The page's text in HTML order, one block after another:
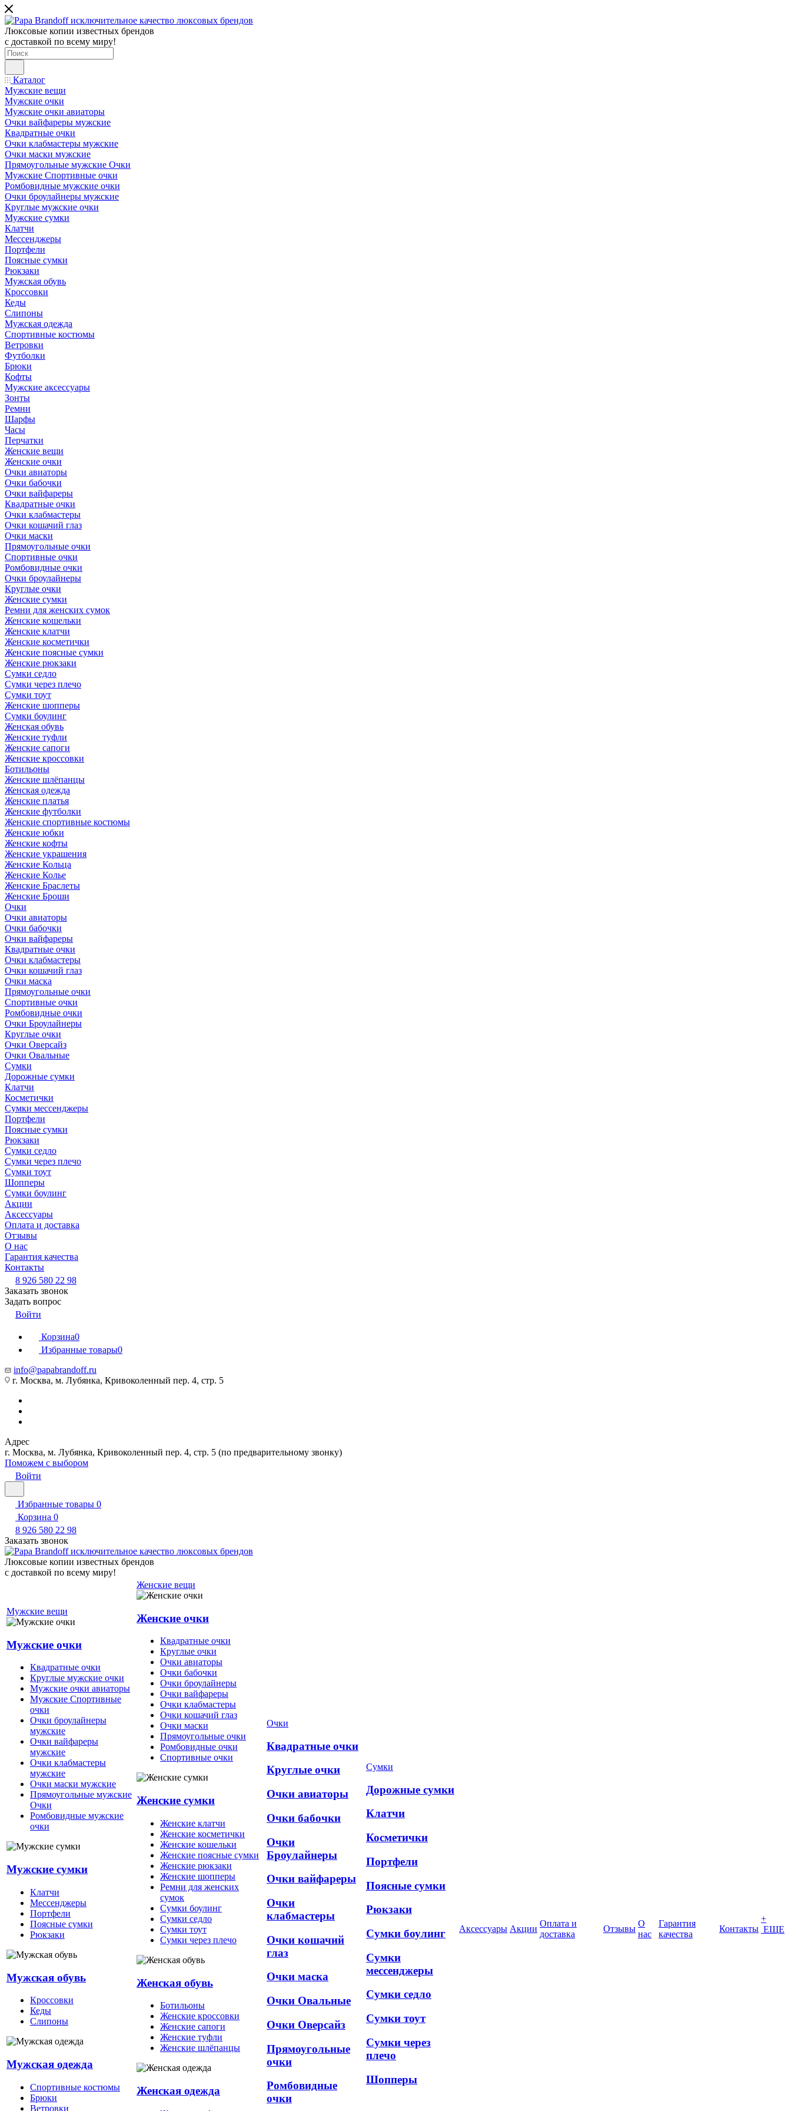
Люксовые копии известных брендов
с доставкой по всему миру!
Каталог
Мужские вещи
Мужские очки
Мужские очки авиаторы
Очки вайфареры мужские
Квадратные очки
Очки клабмастеры мужские
Очки маски мужские
Прямоугольные мужские Очки
Мужские Спортивные очки
Ромбовидные мужские очки
Очки броулайнеры мужские
Круглые мужские очки
Мужские сумки
Клатчи
Мессенджеры
Портфели
Поясные сумки
Рюкзаки
Мужская обувь
Кроссовки
Кеды
Слипоны
Мужская одежда
Спортивные костюмы
Ветровки
Футболки
Брюки
Кофты
Мужские аксессуары
Зонты
Ремни
Шарфы
Часы
Перчатки
Женские вещи
Женские очки
Очки авиаторы
Очки бабочки
Очки вайфареры
Квадратные очки
Очки клабмастеры
Очки кошачий глаз
Очки маски
Прямоугольные очки
Спортивные очки
Ромбовидные очки
Очки броулайнеры
Круглые очки
Женские сумки
Ремни для женских сумок
Женские кошельки
Женские клатчи
Женские косметички
Женские поясные сумки
Женские рюкзаки
Сумки седло
Сумки через плечо
Сумки тоут
Женские шопперы
Сумки боулинг
Женская обувь
Женские туфли
Женские сапоги
Женские кроссовки
Ботильоны
Женские шлёпанцы
Женская одежда
Женские платья
Женские футболки
Женские спортивные костюмы
Женские юбки
Женские кофты
Женские украшения
Женские Кольца
Женские Колье
Женские Браслеты
Женские Броши
Очки
Очки авиаторы
Очки бабочки
Очки вайфареры
Квадратные очки
Очки клабмастеры
Очки кошачий глаз
Очки маска
Прямоугольные очки
Спортивные очки
Ромбовидные очки
Очки Броулайнеры
Круглые очки
Очки Оверсайз
Очки Овальные
Сумки
Дорожные сумки
Клатчи
Косметички
Сумки мессенджеры
Портфели
Поясные сумки
Рюкзаки
Сумки седло
Сумки через плечо
Сумки тоут
Шопперы
Сумки боулинг
Акции
Аксессуары
Оплата и доставка
Отзывы
О нас
Гарантия качества
Контакты
8 926 580 22 98
Заказать звонок
Задать вопрос
Войти
Корзина0
Избранные товары0
info@papabrandoff.ru
г. Москва, м. Лубянка, Кривоколенный пер. 4, стр. 5
Адрес
г. Москва, м. Лубянка, Кривоколенный пер. 4, стр. 5 (по предварительному звонку)
Поможем с выбором
Войти
Избранные товары 0
Корзина 0
8 926 580 22 98
Заказать звонок
Люксовые копии известных брендов
с доставкой по всему миру!
Мужские вещи
Мужские очки
Квадратные очки
Круглые мужские очки
Мужские очки авиаторы
Мужские Спортивные
очки
Очки броулайнеры
мужские
Очки вайфареры
мужские
Очки клабмастеры
мужские
Очки маски мужские
Прямоугольные мужские
Очки
Ромбовидные мужские
очки
Мужские сумки
Клатчи
Мессенджеры
Портфели
Поясные сумки
Рюкзаки
Мужская обувь
Кроссовки
Кеды
Слипоны
Мужская одежда
Спортивные костюмы
Брюки
Ветровки
Женские вещи
Женские очки
Квадратные очки
Круглые очки
Очки авиаторы
Очки бабочки
Очки броулайнеры
Очки вайфареры
Очки клабмастеры
Очки кошачий глаз
Очки маски
Прямоугольные очки
Ромбовидные очки
Спортивные очки
Женские сумки
Женские клатчи
Женские косметички
Женские кошельки
Женские поясные сумки
Женские рюкзаки
Женские шопперы
Ремни для женских
сумок
Сумки боулинг
Сумки седло
Сумки тоут
Сумки через плечо
Женская обувь
Ботильоны
Женские кроссовки
Женские сапоги
Женские туфли
Женские шлёпанцы
Женская одежда
Очки
Квадратные очки
Круглые очки
Очки авиаторы
Очки бабочки
Очки
Броулайнеры
Очки вайфареры
Очки
клабмастеры
Очки кошачий
глаз
Очки маска
Очки Овальные
Очки Оверсайз
Прямоугольные
очки
Ромбовидные
очки
Сумки
Дорожные сумки
Клатчи
Косметички
Портфели
Поясные сумки
Рюкзаки
Сумки боулинг
Сумки
мессенджеры
Сумки седло
Сумки тоут
Сумки через
плечо
Шопперы
Аксессуары Акции
Оплата и
доставка
Отзывы
О
нас
Гарантия
качества
Контакты
+
ЕЩЕ